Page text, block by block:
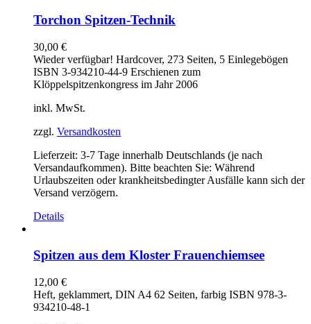
Torchon Spitzen-Technik
30,00 €
Wieder verfügbar! Hardcover, 273 Seiten, 5 Einlegebögen
ISBN 3-934210-44-9 Erschienen zum
Klöppelspitzenkongress im Jahr 2006
inkl. MwSt.
zzgl. Versandkosten
Lieferzeit: 3-7 Tage innerhalb Deutschlands (je nach
Versandaufkommen). Bitte beachten Sie: Während
Urlaubszeiten oder krankheitsbedingter Ausfälle kann sich der
Versand verzögern.
Details
Spitzen aus dem Kloster Frauenchiemsee
12,00 €
Heft, geklammert, DIN A4 62 Seiten, farbig ISBN 978-3-
934210-48-1